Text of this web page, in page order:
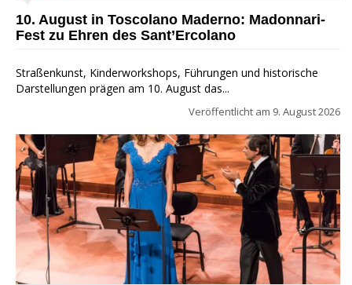
10. August in Toscolano Maderno: Madonnari-
Fest zu Ehren des Sant’Ercolano
Straßenkunst, Kinderworkshops, Führungen und historische
Darstellungen prägen am 10. August das...
Veröffentlicht am 9. August 2026